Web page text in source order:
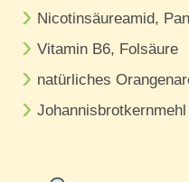
Nicotinsäureamid,
Vitamin B6, Folsäure
natürliches
Johannisbrotkernmehl